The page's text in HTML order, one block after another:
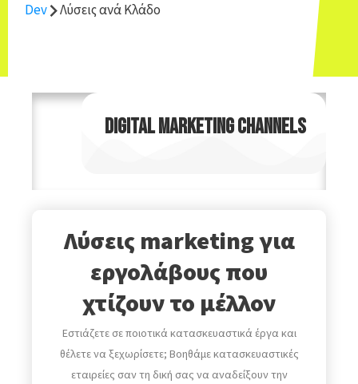
Dev
Λύσεις ανά Κλάδο
DIGITAL MARKETING CHANNELS
Λύσεις marketing για
εργολάβους που
χτίζουν το μέλλον
Εστιάζετε σε ποιοτικά κατασκευαστικά έργα και
θέλετε να ξεχωρίσετε; Βοηθάμε κατασκευαστικές
εταιρείες σαν τη δική σας να αναδείξουν την